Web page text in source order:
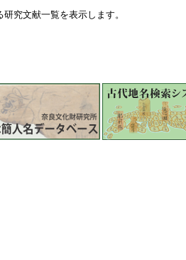
究文献一覧を表示します。